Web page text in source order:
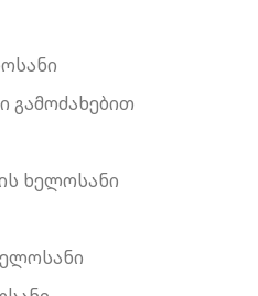
გამოძახებით
ხელოსანი